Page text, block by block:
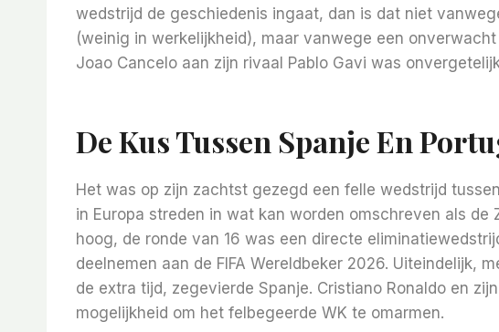
wedstrijd de geschiedenis ingaat, dan is dat niet
(weinig in werkelijkheid), maar vanwege een
Joao Cancelo aan zijn rivaal Pablo Gavi was
De Kus Tussen Spanje En
Het was op zijn zachtst gezegd een felle wedstrijd
in Europa streden in wat kan worden omschreven als de
hoog, de ronde van 16 was een directe
deelnemen aan de FIFA Wereldbeker 2026. Uiteindelijk,
de extra tijd, zegevierde Spanje. Cristiano Ronaldo en
mogelijkheid om het felbegeerde WK te omarmen.